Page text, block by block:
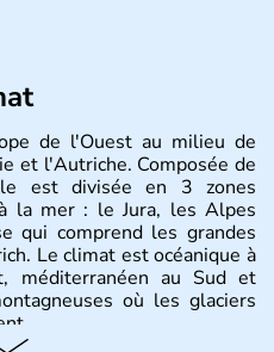
de l'Ouest au milieu de
et l'Autriche. Composée de
est divisée en 3 zones
la mer : le Jura, les Alpes
qui comprend les grandes
Le climat est océanique à
méditerranéen au Sud et
où les glaciers